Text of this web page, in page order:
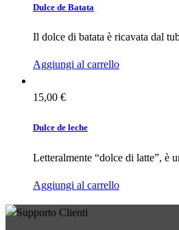
Dulce de Batata
Il dolce di batata è ricavata dal
Aggiungi al carrello
15,00 €
Dulce de leche
Letteralmente “dolce di latte”, è
Aggiungi al carrello